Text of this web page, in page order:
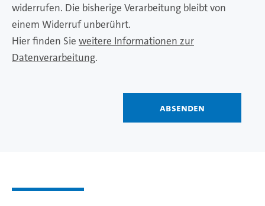
widerrufen. Die bisherige Verarbeitung bleibt von
einem Widerruf unberührt.
Hier finden Sie weitere Informationen zur
Datenverarbeitung.
Absenden